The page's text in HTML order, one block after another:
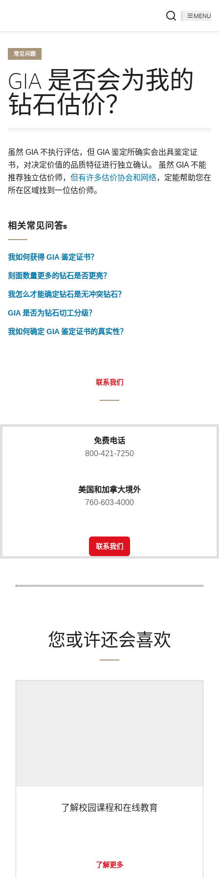
MENU
常见问题
GIA 是否会为我的
钻石估价？
虽然 GIA 不执行评估，但 GIA 鉴定所确实会出具鉴定证
书，对决定价值的品质特征进行独立确认。 虽然 GIA 不能
推荐独立估价师， 但有许多估价协会和网络，定能帮助您在
所在区域找到一位估价师。
相关常见问答s
我如何获得 GIA 鉴定证书？
刻面数量更多的钻石是否更亮？
我怎么才能确定钻石是无冲突钻石？
GIA 是否为钻石切工分级？
我如何确定 GIA 鉴定证书的真实性？
联系我们
免费电话
800-421-7250
美国和加拿大境外
760-603-4000
联系我们
您或许还会喜欢
了解校园课程和在线教育
了解更多